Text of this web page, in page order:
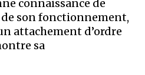
connaissance de
son fonctionnement,
attachement d’ordre
sa